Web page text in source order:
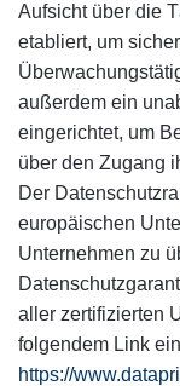
Aufsicht über die
etabliert, um
außerdem ein
eingerichtet, um
über den Zugang
Der
europäischen
Unternehmen zu
aller zertifizierten
folgendem Link
https://